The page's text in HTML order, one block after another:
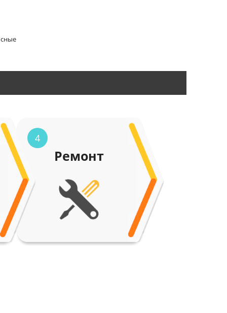
4
Ремонт